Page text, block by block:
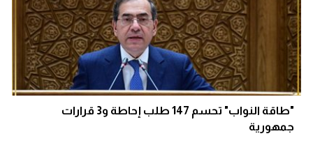
"طاقة النواب" تحسم 147 طلب إحاطة و3 قرارات
جمهورية